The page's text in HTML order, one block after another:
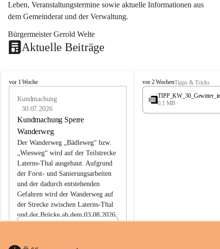
Leben, Veranstaltungstermine sowie aktuelle Informationen aus
dem Gemeinderat und der Verwaltung.
Bürgermeister Gerold Welte
Aktuelle Beiträge
L
vor 1 Woche
Kundmachung
30.07.2026
Kundmachung Sperre
Wanderweg
Der Wanderweg „Bädleweg“ bzw.
„Wiesweg“ wird auf der Teilstrecke
Laterns-Thal ausgebaut. Aufgrund
der Forst- und Sanierungsarbeiten
und der dadurch entstehenden
Gefahren wird der Wanderweg auf
der Strecke zwischen Laterns-Thal
und der Brücke ab dem 03.08.2026
ht
L
a
e
vor 2 WochenTipps & Tricks
0,1 MB